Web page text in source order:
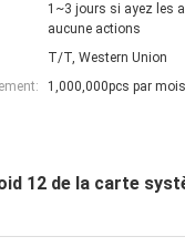
1~3 jours si ayez les
aucune actions
T/T, Western Union
1,000,000pcs par mois
12 de la carte